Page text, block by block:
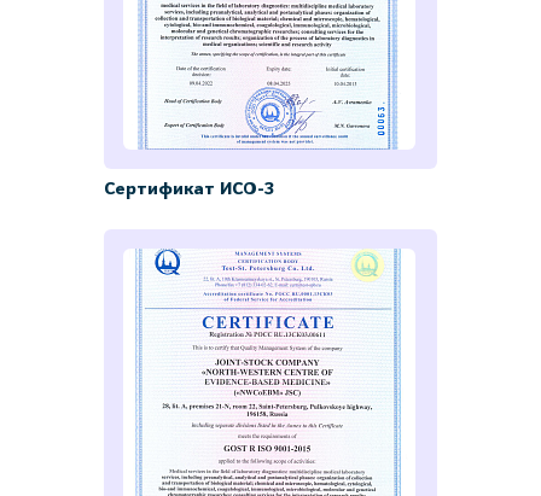
Сертификат ИСО-3